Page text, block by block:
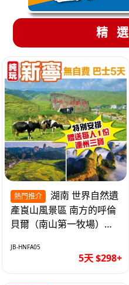
精
熱門推介
產崀山風景區 南方的呼倫
貝爾（南山第一牧場）夜
巴士5天
JB-HNFA05
5天 $298+